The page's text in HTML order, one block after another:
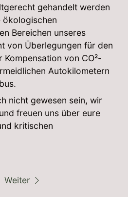
gehandelt werden
ökologischen
Bereichen unseres
von Überlegungen für den
Kompensation von CO²-
Autokilometern
nicht gewesen sein, wir
freuen uns über eure
kritischen
Weiter